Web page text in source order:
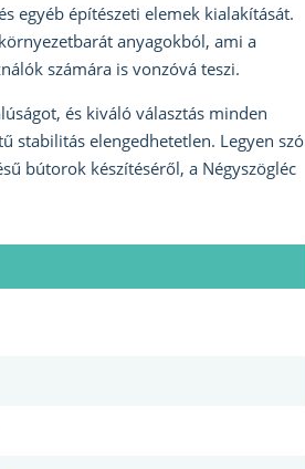
egyéb építészeti elemek kialakítását.
anyagokból, ami a
számára is vonzóvá teszi.
és kiváló választás minden
stabilitás elengedhetetlen. Legyen szó
bútorok készítéséről, a Négyszögléc